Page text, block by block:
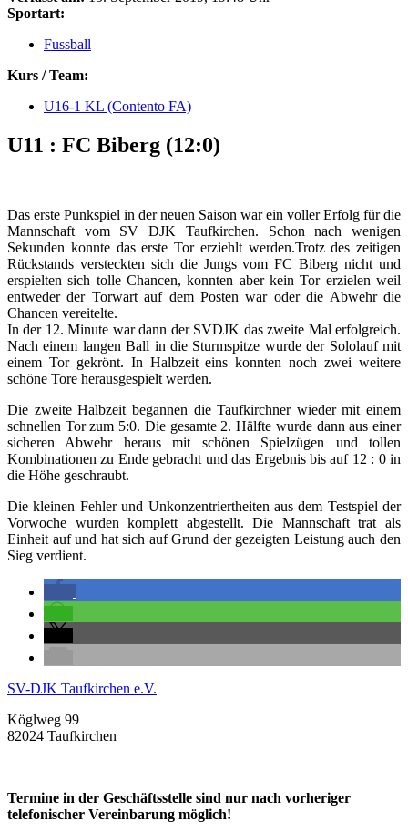
Sportart:
Fussball
Kurs / Team:
U16-1 KL (Contento FA)
U11 : FC Biberg (12:0)
Das erste Punkspiel in der neuen Saison war ein voller Erfolg für die
Mannschaft vom SV DJK Taufkirchen. Schon nach wenigen
Sekunden konnte das erste Tor erziehlt werden.Trotz des zeitigen
Rückstands versteckten sich die Jungs vom FC Biberg nicht und
erspielten sich tolle Chancen, konnten aber kein Tor erzielen weil
entweder der Torwart auf dem Posten war oder die Abwehr die
Chancen vereitelte.
In der 12. Minute war dann der SVDJK das zweite Mal erfolgreich.
Nach einem langen Ball in die Sturmspitze wurde der Sololauf mit
einem Tor gekrönt. In Halbzeit eins konnten noch zwei weitere
schöne Tore herausgespielt werden.
Die zweite Halbzeit begannen die Taufkirchner wieder mit einem
schnellen Tor zum 5:0. Die gesamte 2. Hälfte wurde dann aus einer
sicheren Abwehr heraus mit schönen Spielzügen und tollen
Kombinationen zu Ende gebracht und das Ergebnis bis auf 12 : 0 in
die Höhe geschraubt.
Die kleinen Fehler und Unkonzentriertheiten aus dem Testspiel der
Vorwoche wurden komplett abgestellt. Die Mannschaft trat als
Einheit auf und hat sich auf Grund der gezeigten Leistung auch den
Sieg verdient.
SV-DJK Taufkirchen e.V.
Köglweg 99
82024 Taufkirchen
Termine in der Geschäftsstelle sind nur nach vorheriger
telefonischer Vereinbarung möglich!